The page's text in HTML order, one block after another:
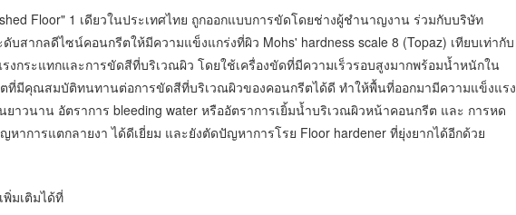
Floor" 1 เดียวในประเทศไทย ถูกออกแบบการขัดโดยช่างผู้ชำนาญงาน ร่วมกับบริษัท
บสากลดีไซน์คอนกรีตให้มีความแข็งแกร่งที่ผิว Mohs' hardness scale 8 (Topaz) เทียบเท่ากับ
งกระแทกและการขัดสีที่บริเวณผิว โดยใช้เครื่องขัดที่มีความเร็วรอบสูงมากพร้อมน้ำหนักใน
ที่มีคุณสมบัติทนทานต่อการขัดสีที่บริเวณผิวของคอนกรีตได้ดี ทำให้พื้นที่ออกมามีความแข็งแรง
าวนาน อัตราการ bleeding water หรืออัตราการเยิ้มน้ำบริเวณผิวหน้าคอนกรีต และ การหด
าการแตกลายงา ได้ดีเยี่ยม และยังตัดปัญหาการโรย Floor hardener ที่ยุ่งยากได้อีกด้วย
พิ่มเติมได้ที่